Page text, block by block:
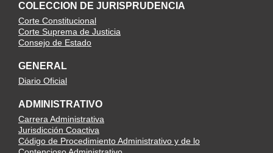
COLECCION DE JURISPRUDENCIA
Corte Constitucional
Corte Suprema de Justicia
Consejo de Estado
GENERAL
Diario Oficial
ADMINISTRATIVO
Carrera Administrativa
Jurisdicción Coactiva
Código de Procedimiento Administrativo y de lo